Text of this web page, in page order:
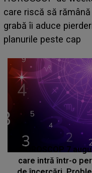
acum! În fața
face o
sa: "I-am spus și ei
HOROSCOP 7
care intră într-o